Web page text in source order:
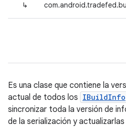
↳
Es una clase que contiene la
actual de todos los IBuildInfo
sincronizar toda la versión de
de la serialización y